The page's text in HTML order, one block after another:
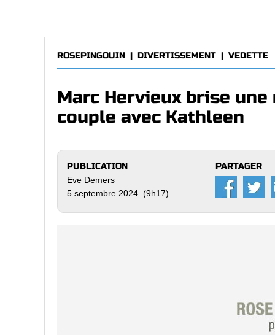
ROSEPINGOUIN | DIVERTISSEMENT | VEDETTE
Marc Hervieux brise
couple avec Kathleen
PUBLICATION
Eve Demers
5 septembre 2024 (9h17)
PARTAGER